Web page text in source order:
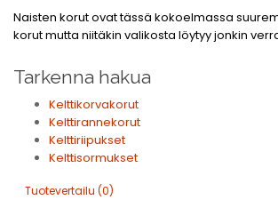
Naisten korut ovat tässä kokoelmassa
korut mutta niitäkin valikosta löytyy jonkin
Tarkenna hakua
Kelttikorvakorut
Kelttirannekorut
Kelttiriipukset
Kelttisormukset
Tuotevertailu (0)